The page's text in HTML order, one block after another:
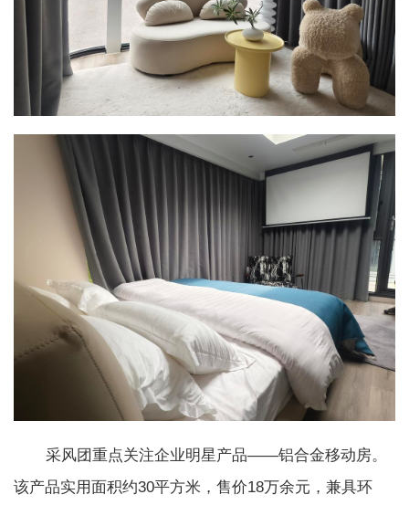
采风团重点关注企业明星产品——铝合金移动房。
该产品实用面积约30平方米，售价18万余元，兼具环